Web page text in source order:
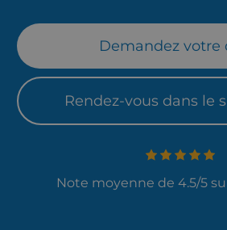
Demandez votre
Rendez-vous dans le
Note moyenne de 4.5/5